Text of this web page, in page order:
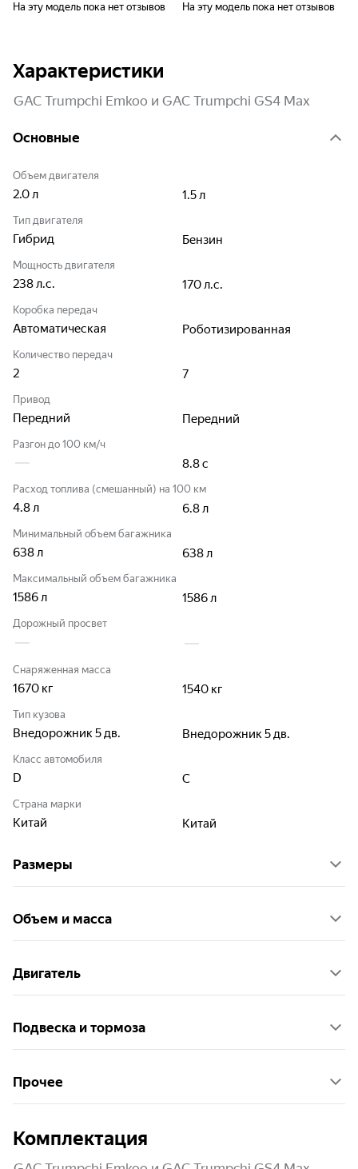
На эту модель пока нет отзывов На эту модель пока нет отзывов
Характеристики
GAC Trumpchi Emkoo и GAC Trumpchi GS4 Max
Основные
Объем двигателя
2.0л 1.5л
Тип двигателя
Гибрид Бензин
Мощность двигателя
238л.с. 170л.с.
Коробка передач
Автоматическая Роботизированная
Количество передач
2 7
Привод
Передний Передний
Разгон до 100 км/ч
8.8с
Расход топлива (смешанный) на 100 км
4.8л 6.8л
Минимальный объем багажника
638л 638л
Максимальный объем багажника
1586л 1586л
Дорожный просвет
Снаряженная масса
1670 кг 1540 кг
Тип кузова
Внедорожник 5 дв. Внедорожник 5 дв.
Класс автомобиля
D C
Страна марки
Китай Китай
Размеры
Объем и масса
Двигатель
Подвеска и тормоза
Прочее
Комплектация